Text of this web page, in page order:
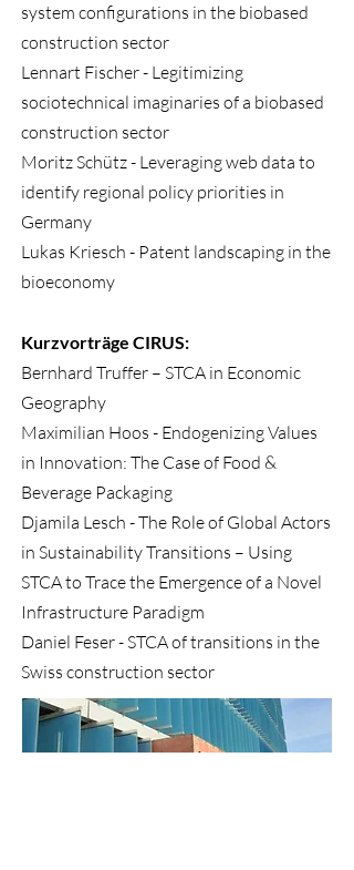
system configurations in the biobased
construction sector
Lennart Fischer - Legitimizing
sociotechnical imaginaries of a biobased
construction sector
Moritz Schütz - Leveraging web data to
identify regional policy priorities in
Germany
Lukas Kriesch - Patent landscaping in the
bioeconomy
Kurzvorträge CIRUS:
Bernhard Truffer – STCA in Economic
Geography
Maximilian Hoos - Endogenizing Values
in Innovation: The Case of Food &
Beverage Packaging
Djamila Lesch - The Role of Global Actors
in Sustainability Transitions – Using
STCA to Trace the Emergence of a Novel
Infrastructure Paradigm
Daniel Feser - STCA of transitions in the
Swiss construction sector